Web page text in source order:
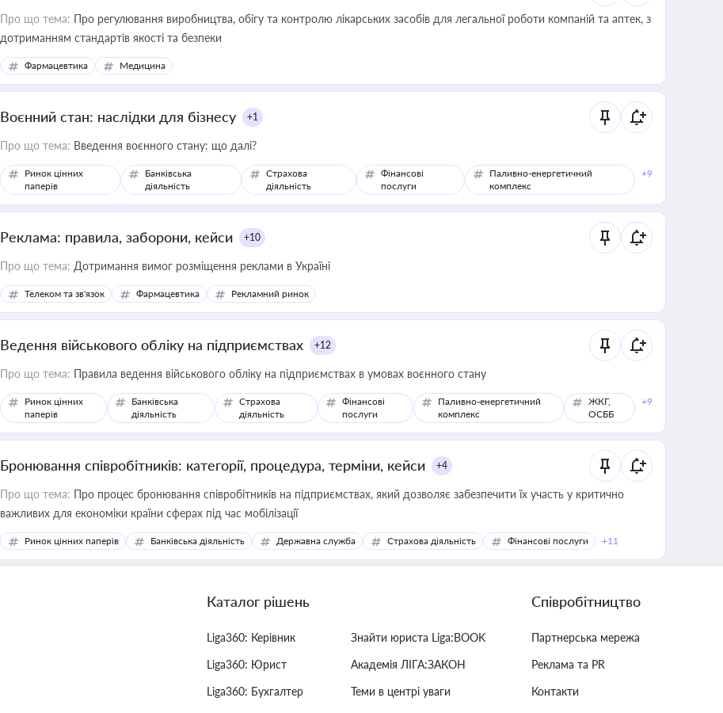
Про що тема: Про регулювання виробництва, обігу та контролю лікарських засобів для легальної роботи компаній та аптек, з
дотриманням стандартів якості та безпеки
Фармацевтика Медицина
Воєнний стан: наслідки для бізнесу +1
Про що тема: Введення воєнного стану: що далі?
Ринок цінних
паперів
Банківська
діяльність
Страхова
діяльність
Фінансові
послуги
Паливно-енергетичний
комплекс
+9
Реклама: правила, заборони, кейси +10
Про що тема: Дотримання вимог розміщення реклами в Україні
Телеком та зв'язок Фармацевтика Рекламний ринок
Ведення військового обліку на підприємствах +12
Про що тема: Правила ведення військового обліку на підприємствах в умовах воєнного стану
Ринок цінних
паперів
Банківська
діяльність
Страхова
діяльність
Фінансові
послуги
Паливно-енергетичний
комплекс
ЖКГ,
ОСББ
+9
Бронювання співробітників: категорії, процедура, терміни, кейси +4
Про що тема: Про процес бронювання співробітників на підприємствах, який дозволяє забезпечити їх участь у критично
важливих для економіки країни сферах під час мобілізації
Ринок цінних паперів Банківська діяльність Державна служба Страхова діяльність Фінансові послуги +11
Каталог рішень
Liga360: Керівник
Liga360: Юрист
Liga360: Бухгалтер
Знайти юриста Liga:BOOK
Академія ЛІГА:ЗАКОН
Теми в центрі уваги
Співробітництво
Партнерська мережа
Реклама та PR
Контакти